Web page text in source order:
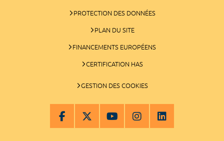
PROTECTION DES DONNÉES
PLAN DU SITE
FINANCEMENTS EUROPÉENS
CERTIFICATION HAS
GESTION DES COOKIES